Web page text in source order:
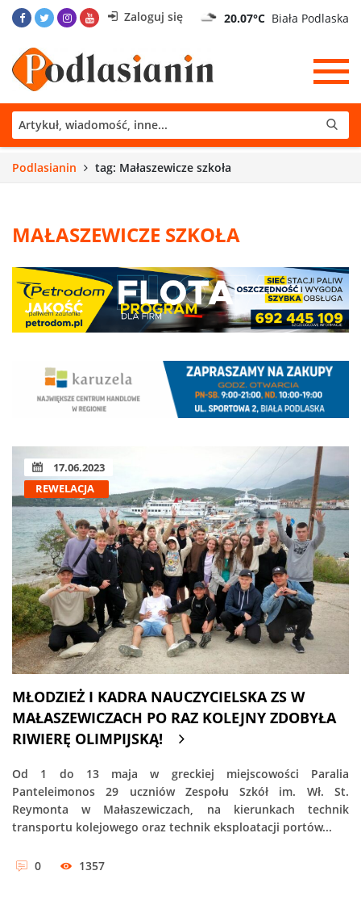
Zaloguj się 20.07°C Biała Podlaska
Podlasianin tag: Małaszewicze szkoła
MAŁASZEWICZE SZKOŁA
17.06.2023
REWELACJA
MŁODZIEŻ I KADRA NAUCZYCIELSKA ZS W
MAŁASZEWICZACH PO RAZ KOLEJNY ZDOBYŁA
RIWIERĘ OLIMPIJSKĄ!
Od 1 do 13 maja w greckiej miejscowości Paralia
Panteleimonos 29 uczniów Zespołu Szkół im. Wł. St.
Reymonta w Małaszewiczach, na kierunkach technik
transportu kolejowego oraz technik eksploatacji portów...
0 1357